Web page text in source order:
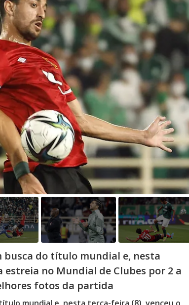
busca do título mundial e, nesta
estreia no Mundial de Clubes por 2 a
fotos da partida